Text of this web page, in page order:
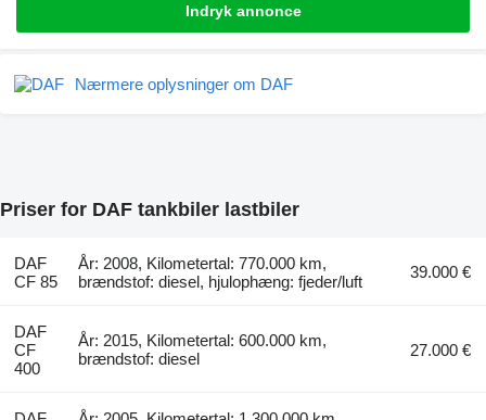
Indryk annonce
Nærmere oplysninger om DAF
Priser for DAF tankbiler lastbiler
DAF
CF 85
År: 2008, Kilometertal: 770.000 km,
brændstof: diesel, hjulophæng: fjeder/luft
39.000 €
DAF
CF
400
År: 2015, Kilometertal: 600.000 km,
brændstof: diesel
27.000 €